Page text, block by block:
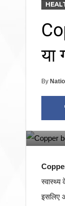
या
By
स्वास्थ्य
इसलिए